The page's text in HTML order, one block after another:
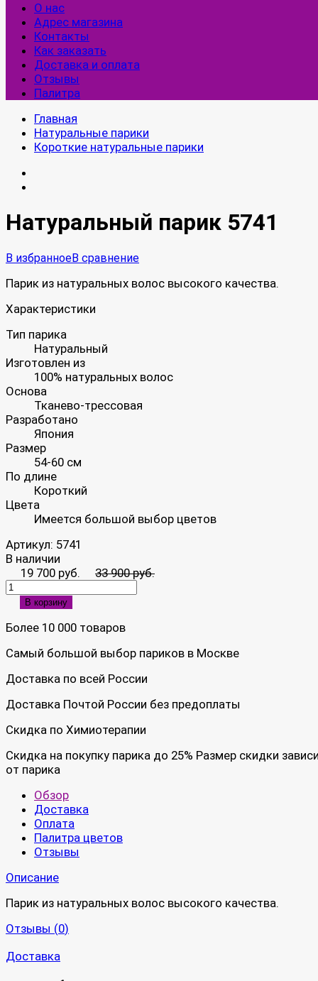
О нас
Адрес магазина
Контакты
Как заказать
Доставка и оплата
Отзывы
Палитра
Главная
Натуральные парики
Короткие натуральные парики
Натуральный парик 5741
В избранноеВ сравнение
Парик из натуральных волос высокого качества.
Характеристики
Тип парика
Натуральный
Изготовлен из
100% натуральных волос
Основа
Тканево-трессовая
Разработано
Япония
Размер
54-60 см
По длине
Короткий
Цвета
Имеется большой выбор цветов
Артикул: 5741
В наличии
19 700 руб.
33 900 руб.
В корзину
Более 10 000 товаров
Самый большой выбор париков в Москве
Доставка по всей России
Доставка Почтой России без предоплаты
Скидка по Химиотерапии
Скидка на покупку парика до 25% Размер скидки
от парика
Обзор
Доставка
Оплата
Палитра цветов
Отзывы
Описание
Парик из натуральных волос высокого качества.
Отзывы (0)
Доставка